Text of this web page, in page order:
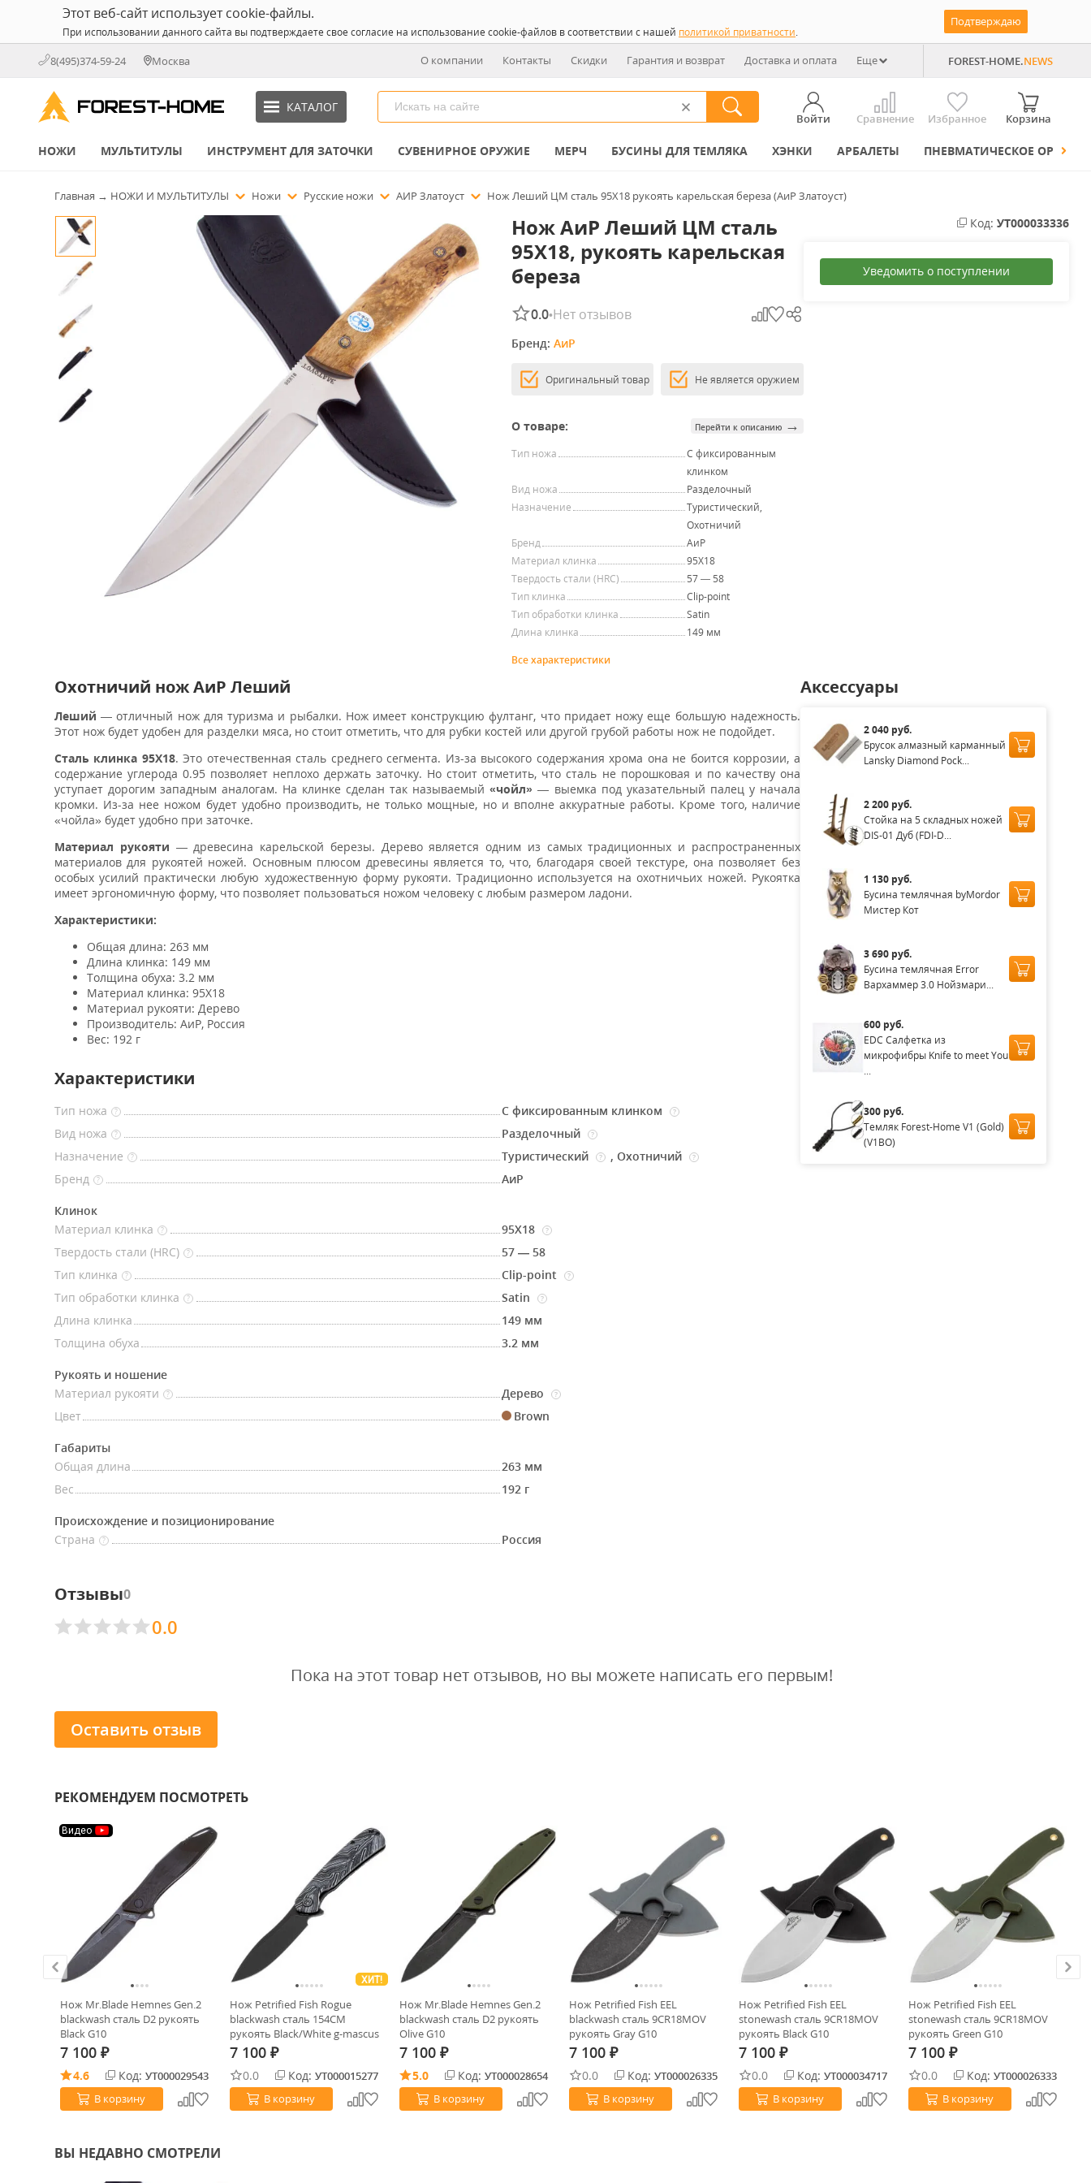
Этот веб-сайт использует cookie-файлы.
При использовании данного сайта вы подтверждаете свое согласие на использование cookie-файлов в соответствии с нашей политикой приватности.
Подтверждаю
8(495)374-59-24 Москва О компании Контакты Скидки Гарантия и возврат Доставка и оплата Еще FOREST-HOME.NEWS
КАТАЛОГ
Войти Сравнение Избранное Корзина
НОЖИ МУЛЬТИТУЛЫ ИНСТРУМЕНТ ДЛЯ ЗАТОЧКИ СУВЕНИРНОЕ ОРУЖИЕ МЕРЧ БУСИНЫ ДЛЯ ТЕМЛЯКА ХЭНКИ АРБАЛЕТЫ ПНЕВМАТИЧЕСКОЕ ОРУЖИЕ
Главная → НОЖИ И МУЛЬТИТУЛЫ Ножи Русские ножи АИР Златоуст Нож Леший ЦМ сталь 95Х18 рукоять карельская береза (АиР Златоуст)
Нож АиР Леший ЦМ сталь
95Х18, рукоять карельская
береза
0.0•Нет отзывов
Бренд: АиР
Оригинальный товар Не является оружием
О товаре: Перейти к описанию →
Тип ножа
С фиксированным
клинком
Вид ножа
Разделочный
Назначение
Туристический,
Охотничий
Бренд
АиР
Материал клинка
95Х18
Твердость стали (HRC)
57 — 58
Тип клинка
Clip-point
Тип обработки клинка
Satin
Длина клинка
149 мм
Все характеристики
Код: УТ000033336
Уведомить о поступлении
Охотничий нож АиР Леший
Леший — отличный нож для туризма и рыбалки. Нож имеет конструкцию фултанг, что придает ножу еще большую надежность.
Этот нож будет удобен для разделки мяса, но стоит отметить, что для рубки костей или другой грубой работы нож не подойдет.
Сталь клинка 95Х18. Это отечественная сталь среднего сегмента. Из-за высокого содержания хрома она не боится коррозии, а
содержание углерода 0.95 позволяет неплохо держать заточку. Но стоит отметить, что сталь не порошковая и по качеству она
уступает дорогим западным аналогам. На клинке сделан так называемый«чойл» — выемка под указательный палец у начала
кромки. Из-за нее ножом будет удобно производить, не только мощные, но и вполне аккуратные работы. Кроме того, наличие
«чойла» будет удобно при заточке.
Материал рукояти — древесина карельской березы. Дерево является одним из самых традиционных и распространенных
материалов для рукоятей ножей. Основным плюсом древесины является то, что, благодаря своей текстуре, она позволяет без
особых усилий практически любую художественную форму рукояти. Традиционно используется на охотничьих ножей. Рукоятка
имеет эргономичную форму, что позволяет пользоваться ножом человеку с любым размером ладони.
Характеристики:
Общая длина: 263 мм
Длина клинка: 149 мм
Толщина обуха: 3.2 мм
Материал клинка: 95Х18
Материал рукояти: Дерево
Производитель: АиР, Россия
Вес: 192 г
Характеристики
Тип ножа ? С фиксированным клинком ?
Вид ножа ? Разделочный ?
Назначение ? Туристический ? ,Охотничий ?
Бренд ? АиР
Клинок
Материал клинка
? 95Х18 ?
Твердость стали (HRC) ?
57 — 58
Тип клинка
? Clip-point ?
Тип обработки клинка ? Satin ?
Длина клинка
149 мм
Толщина обуха
3.2 мм
Рукоять и ношение
Материал рукояти
? Дерево ?
Цвет Brown
Габариты
Общая длина
263 мм
Вес
192 г
Происхождение и позиционирование
Страна
? Россия
Аксессуары
2 040 руб.
Брусок алмазный карманный
Lansky Diamond Pock...
2 200 руб.
Стойка на 5 складных ножей
DIS-01 Дуб (FDI-D...
1 130 руб.
Бусина темлячная byMordor
Мистер Кот
3 690 руб.
Бусина темлячная Error
Вархаммер 3.0 Нойзмари...
600 руб.
EDC Салфетка из
микрофибры Knife to meet You
...
300 руб.
Темляк Forest-Home V1 (Gold)
(V1BO)
Отзывы0
0.0
Пока на этот товар нет отзывов, но вы можете написать его первым!
Оставить отзыв
РЕКОМЕНДУЕМ ПОСМОТРЕТЬ
Видео
Нож Mr.Blade Hemnes Gen.2
blackwash сталь D2 рукоять
Black G10
7 100 ₽
4.6 Код: УТ000029543
В корзину
ХИТ!
Нож Petrified Fish Rogue
blackwash сталь 154CM
рукоять Black/White g-mascus
7 100 ₽
0.0 Код: УТ000015277
В корзину
Нож Mr.Blade Hemnes Gen.2
blackwash сталь D2 рукоять
Olive G10
7 100 ₽
5.0 Код: УТ000028654
В корзину
Нож Petrified Fish EEL
blackwash сталь 9CR18MOV
рукоять Gray G10
7 100 ₽
0.0 Код: УТ000026335
В корзину
Нож Petrified Fish EEL
stonewash сталь 9CR18MOV
рукоять Black G10
7 100 ₽
0.0 Код: УТ000034717
В корзину
Нож Petrified Fish EEL
stonewash сталь 9CR18MOV
рукоять Green G10
7 100 ₽
0.0 Код: УТ000026333
В корзину
ВЫ НЕДАВНО СМОТРЕЛИ